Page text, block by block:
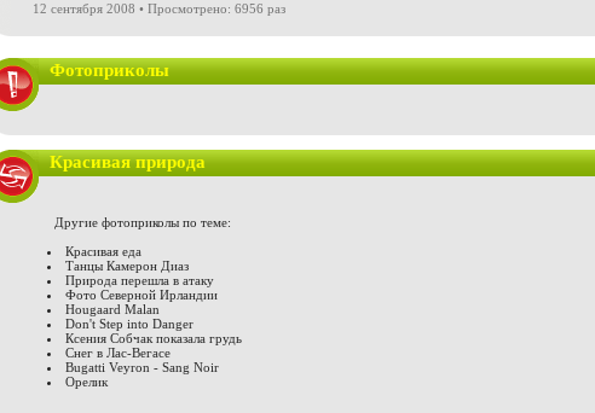
12 сентября 2008 • Просмотрено: 6956 раз
Фотоприколы
Красивая природа
Другие фотоприколы по теме:
Красивая еда
Танцы Камерон Диаз
Природа перешла в атаку
Фото Северной Ирландии
Hougaard Malan
Don't Step into Danger
Ксения Собчак показала грудь
Снег в Лас-Вегасе
Bugatti Veyron - Sang Noir
Орелик